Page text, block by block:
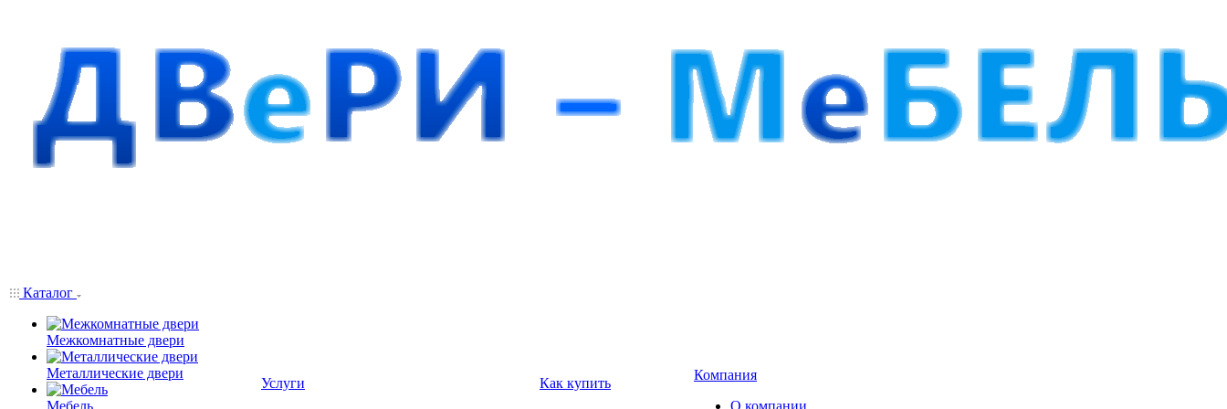
Каталог
Межкомнатные двери
Металлические двери
Мебель
Услуги
Как купить
Компания
О компании